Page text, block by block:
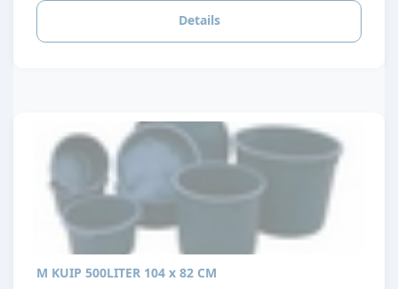
Details
M KUIP 500LITER 104 x 82 CM